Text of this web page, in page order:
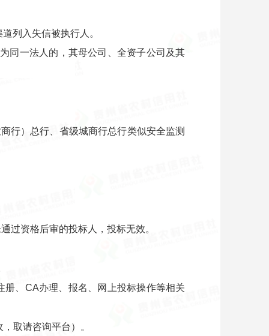
列入失信被执行人。
同一法人的，其母公司、全资子公司及其
行）总行、省级城商行总行类似安全监测
过资格后审的投标人，投标无效。
册、CA办理、报名、网上投标操作等相关
取请咨询平台）。